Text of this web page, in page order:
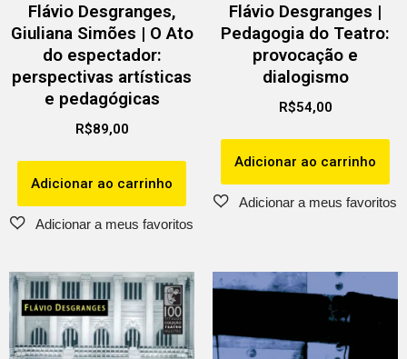
Flávio Desgranges,
Giuliana Simões | O Ato
do espectador:
perspectivas artísticas
e pedagógicas
R$89,00
Adicionar ao carrinho
Flávio Desgranges |
Pedagogia do Teatro:
provocação e
dialogismo
R$54,00
Adicionar ao carrinho